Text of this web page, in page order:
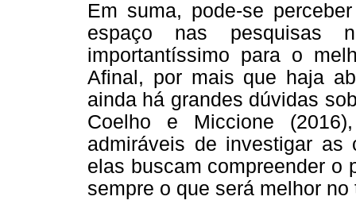
Em suma, pode-se
espaço nas pesquisas
importantíssimo para o
Afinal, por mais que haja
ainda há grandes dúvidas
Coelho e Miccione
admiráveis de investigar as
elas buscam compreender o
sempre o que será melhor